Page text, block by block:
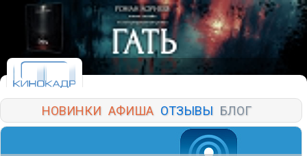
НОВИНКИ АФИША ОТЗЫВЫ БЛОГ